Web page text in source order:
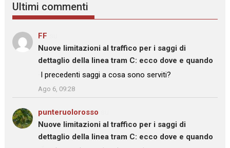
Ultimi commenti
FF
Nuove limitazioni al traffico per i saggi di
dettaglio della linea tram C: ecco dove e quando
: “ I precedenti saggi a cosa sono serviti?
Ago 6, 09:28
punteruolorosso
Nuove limitazioni al traffico per i saggi di
dettaglio della linea tram C: ecco dove e quando